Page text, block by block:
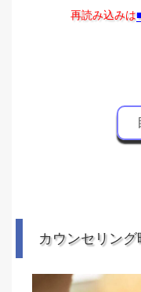
再読み込みは
カウンセリン